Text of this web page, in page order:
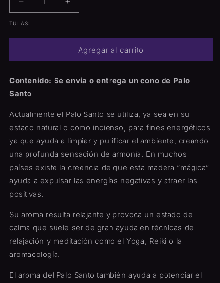
Reducir
cantidad
para
Cono
Aumentar
cantidad
Cono
TULASI
Agregar al carrito
Contenido: Se envía o entrega un cono de Palo
Santo
Actualmente el Palo Santo se utiliza, ya sea en su
estado natural o como incienso, para fines energéticos
ya que ayuda a limpiar y purificar el ambiente, creando
una profunda sensación de armonía. En muchos
países existe la creencia de que esta madera “mágica”
ayuda a expulsar las energías negativas y atraer las
positivas.
Su aroma resulta relajante y provoca un estado de
calma que suele ser de gran ayuda en técnicas de
relajación y meditación como el Yoga, Reiki o la
aromacología.
El aroma del Palo Santo también ayuda a potenciar el